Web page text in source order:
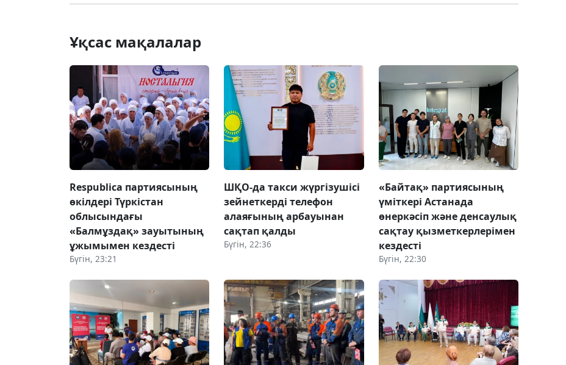
Ұқсас мақалалар
Respublica партиясының
өкілдері Түркістан
облысындағы
«Балмұздақ» зауытының
ұжымымен кездесті
Бүгін, 23:21
ШҚО-да такси жүргізушісі
зейнеткерді телефон
алаяғының арбауынан
сақтап қалды
Бүгін, 22:36
«Байтақ» партиясының
үміткері Астанада
өнеркәсіп және денсаулық
сақтау қызметкерлерімен
кездесті
Бүгін, 22:30